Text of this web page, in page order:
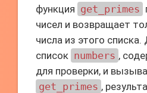
функция get_primes
чисел и возвращает
числа из этого
список numbers ,
для проверки, и
get_primes ,